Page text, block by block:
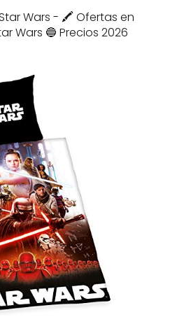
Wars - 🖍️ Ofertas en
Wars 🔵 Precios 2026